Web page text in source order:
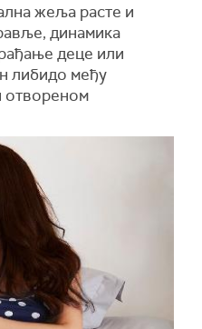
жеља расте и
динамика
деце или
либидо међу
отвореном